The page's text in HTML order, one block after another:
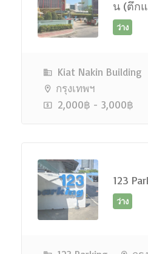
น (ตึก
ว่าง
Kiat Nakin Building
กรุงเทพฯ
2,000฿ - 3,000฿
123
ว่าง